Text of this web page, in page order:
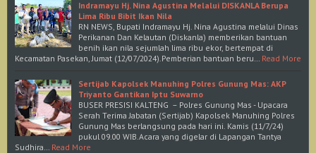
Indramayu Hj. Nina Agustina Melalui DISKANLA Berupa
Lima Ribu Bibit Ikan Nila
RN NEWS, Bupati Indramayu Hj. Nina Agustina melalui Dinas
Perikanan Dan Kelautan (Diskanla) memberikan bantuan
benih ikan nila sejumlah lima ribu ekor, bertempat di
Kecamatan Pasekan, Jumat (12/07/2024).Pemberian bantuan beru… Read More
Sertijab Kapolsek Manuhing Polres Gunung Mas: AKP
Triyanto Gantikan Iptu Suwarno
BUSER PRESISI KALTENG – Polres Gunung Mas - Upacara
Serah Terima Jabatan (Sertijab) Kapolsek Manuhing Polres
Gunung Mas berlangsung pada hari ini. Kamis (11/7/24)
pukul 09.00 WIB.Acara yang digelar di Lapangan Tantya
Sudhira… Read More